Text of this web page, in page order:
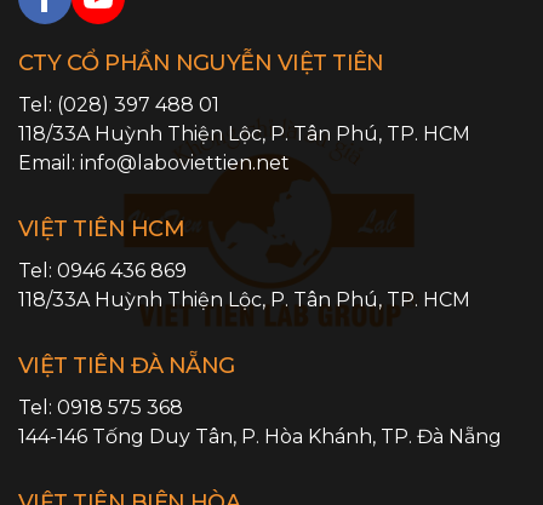
CTY CỔ PHẦN NGUYỄN VIỆT TIÊN
Tel: (028) 397 488 01
118/33A Huỳnh Thiện Lộc, P. Tân Phú, TP. HCM
Email: info@laboviettien.net
VIỆT TIÊN HCM
Tel: 0946 436 869
118/33A Huỳnh Thiện Lộc, P. Tân Phú, TP. HCM
VIỆT TIÊN ĐÀ NẴNG
Tel: 0918 575 368
144-146 Tống Duy Tân, P. Hòa Khánh, TP. Đà Nẵng